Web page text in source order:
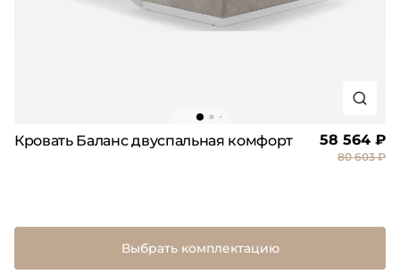
Кровать Баланс двуспальная комфорт 58 564 ₽
80 603 ₽
Выбрать комплектацию